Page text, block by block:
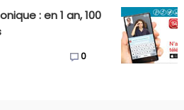
: en 1 an, 100
0